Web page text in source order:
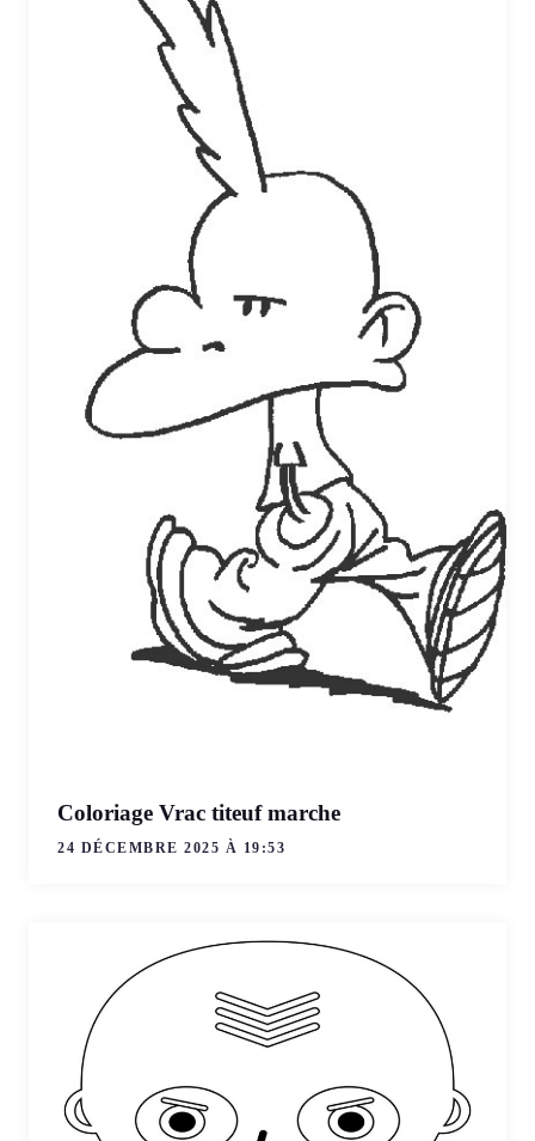
Coloriage Vrac titeuf marche
24 DÉCEMBRE 2025 À 19:53